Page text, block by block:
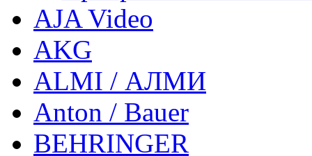
AJA Video
AKG
ALMI / АЛМИ
Anton / Bauer
BEHRINGER